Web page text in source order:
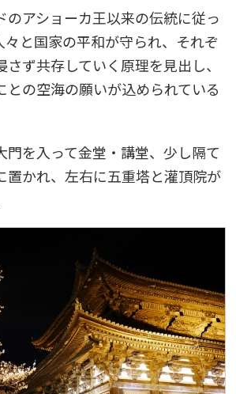
のアショーカ王以来の伝統に従っ
々と国家の平和が守られ、それぞ
ず共存していく原理を見出し、
との空海の願いが込められている
門を入って金堂・講堂、少し隔て
置かれ、左右に五重塔と灌頂院が